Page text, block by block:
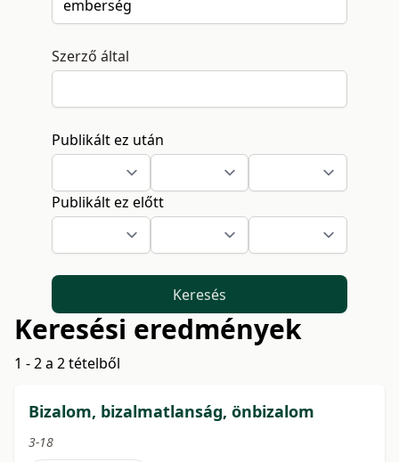
Szerző által
Publikált ez után
Publikált ez előtt
Keresés
Keresési eredmények
1 - 2 a 2 tételből
Bizalom, bizalmatlanság, önbizalom
3-18